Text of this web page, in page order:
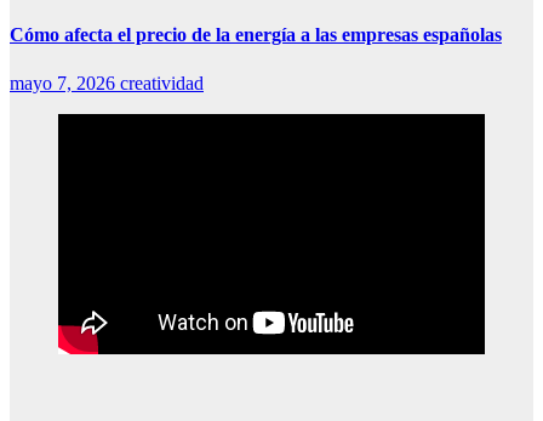
Cómo afecta el precio de la energía a las empresas españolas
mayo 7, 2026 creatividad